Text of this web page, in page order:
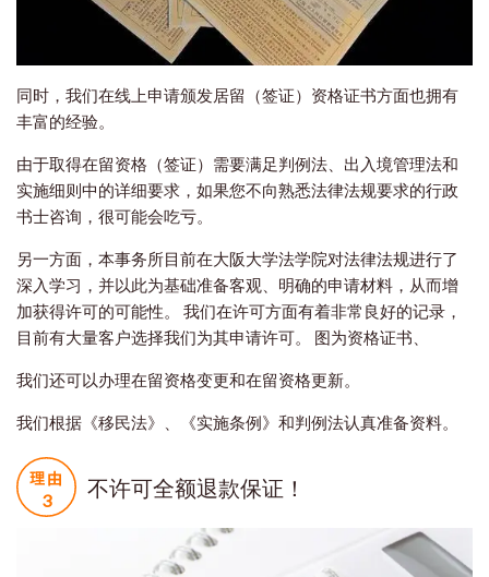
同时，我们在线上申请颁发居留（签证）资格证书方面也拥有
丰富的经验。
由于取得在留资格（签证）需要满足判例法、出入境管理法和
实施细则中的详细要求，如果您不向熟悉法律法规要求的行政
书士咨询，很可能会吃亏。
另一方面，本事务所目前在大阪大学法学院对法律法规进行了
深入学习，并以此为基础准备客观、明确的申请材料，从而增
加获得许可的可能性。 我们在许可方面有着非常良好的记录，
目前有大量客户选择我们为其申请许可。 图为资格证书、
我们还可以办理在留资格变更和在留资格更新。
我们根据《移民法》、《实施条例》和判例法认真准备资料。
不许可全额退款保证！